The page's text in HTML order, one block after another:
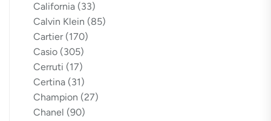
California (33)
Calvin Klein (85)
Cartier (170)
Casio (305)
Cerruti (17)
Certina (31)
Champion (27)
Chanel (90)